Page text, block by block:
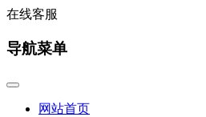
在线客服
导航菜单
网站首页